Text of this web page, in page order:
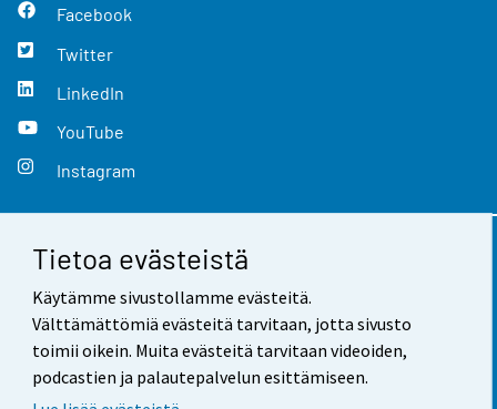
Tietoa evästeistä
Käytämme sivustollamme evästeitä.
Välttämättömiä evästeitä tarvitaan, jotta sivusto
toimii oikein. Muita evästeitä tarvitaan videoiden,
podcastien ja palautepalvelun esittämiseen.
Facebook
Twitter
LinkedIn
YouTube
Instagram
Yhteystiedot
Palaute
Käyttöehdot